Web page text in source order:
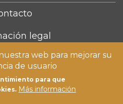
legal
de cookiesweb para mejorar su
de usuario
para que
Más información